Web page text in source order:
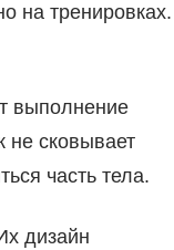
на тренировках.
выполнение
не сковывает
часть тела.
дизайн